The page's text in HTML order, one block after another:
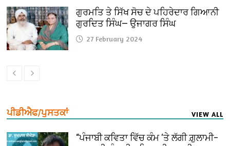
ਗੁਰਮਤਿ ਤੇ ਸਿੱਖ ਸੋਚ ਦੇ ਪਹਿਰੇਦਾਰ ਗਿਆਨੀ
ਗੁਰਦਿਤ ਸਿੰਘ— ਉਜਾਗਰ ਸਿੰਘ
27 February 2024
ਪੀਡੀਐਫ/ਪੁਸਤਕਾਂ VIEW ALL
“ਪੰਜਾਬੀ ਕਵਿਤਾ ਵਿੱਚ ਕੰਮ ‘ਤੇ ਲੱਗੀ ਗ਼ੁਲਾਮੀ–